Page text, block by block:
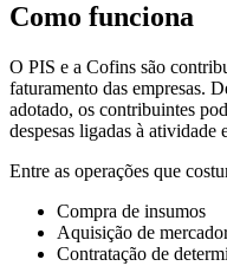
Como funciona
O PIS e a Cofins são
faturamento das empresas.
adotado, os contribuintes
despesas ligadas à atividade
Entre as operações que
Compra de insumos
Aquisição de
Contratação de